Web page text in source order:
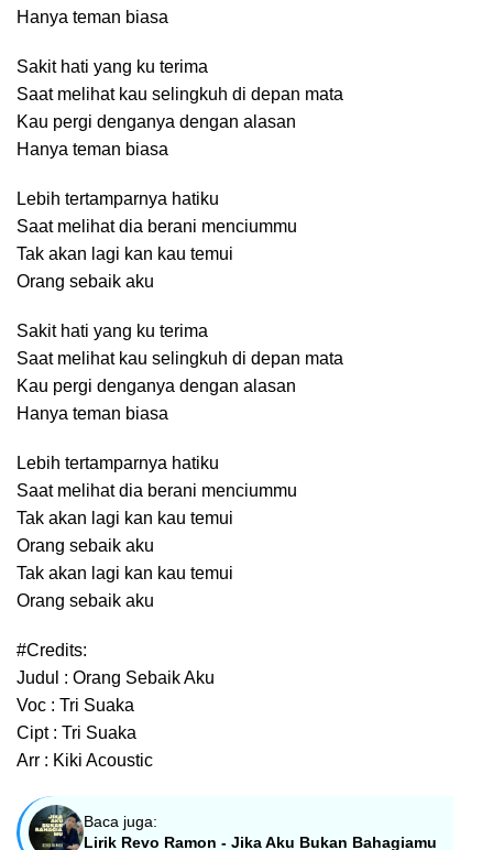
Hanya teman biasa
Sakit hati yang ku terima
Saat melihat kau selingkuh di depan mata
Kau pergi denganya dengan alasan
Hanya teman biasa
Lebih tertamparnya hatiku
Saat melihat dia berani menciummu
Tak akan lagi kan kau temui
Orang sebaik aku
Sakit hati yang ku terima
Saat melihat kau selingkuh di depan mata
Kau pergi denganya dengan alasan
Hanya teman biasa
Lebih tertamparnya hatiku
Saat melihat dia berani menciummu
Tak akan lagi kan kau temui
Orang sebaik aku
Tak akan lagi kan kau temui
Orang sebaik aku
#Credits:
Judul : Orang Sebaik Aku
Voc : Tri Suaka
Cipt : Tri Suaka
Arr : Kiki Acoustic
Baca juga:
Lirik Revo Ramon - Jika Aku Bukan Bahagiamu